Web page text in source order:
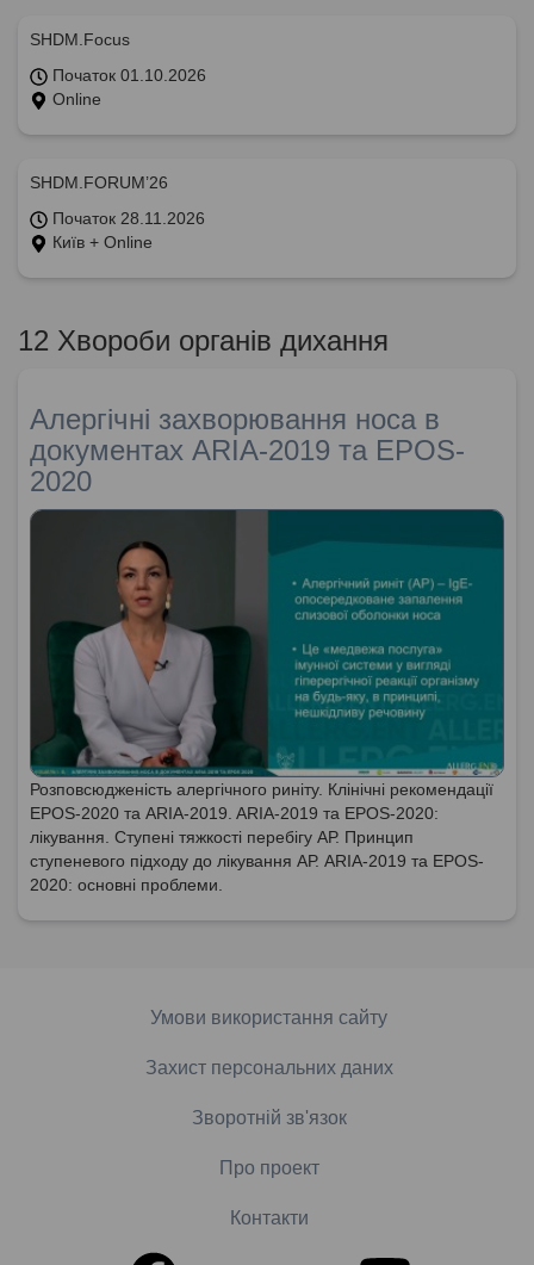
SHDM.Focus
Початок 01.10.2026
Online
SHDM.FORUM’26
Початок 28.11.2026
Київ + Online
12 Хвороби органів дихання
Алергічні захворювання носа в
документах ARIA-2019 та EPOS-
2020
Розповсюдженість алергічного риніту. Клінічні рекомендації
EPOS-2020 та ARIA-2019. ARIA-2019 та EPOS-2020:
лікування. Ступені тяжкості перебігу АР. Принцип
ступеневого підходу до лікування АР. ARIA-2019 та EPOS-
2020: основні проблеми.
Умови використання сайту
Захист персональних даних
Зворотній зв'язок
Про проект
Контакти